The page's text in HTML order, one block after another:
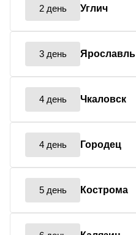
2 день Углич
3 день Ярославль
4 день Чкаловск
4 день Городец
5 день Кострома